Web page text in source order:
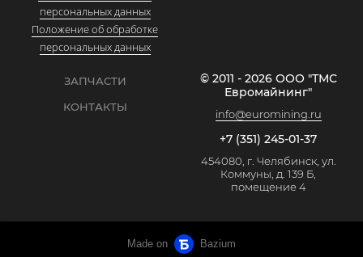
персональных данных
Положение об обработке
персональных данных
ЗАПЧАСТИ
КОНТАКТЫ
© 2011 - 2026 ООО "ТМС
Евромайнинг"
info@euromining.ru
+7 (351) 245-01-37
454080, г. Челябинск, ул.
Коммуны, д. 139 Б,
помещение 4
Made on Bazium